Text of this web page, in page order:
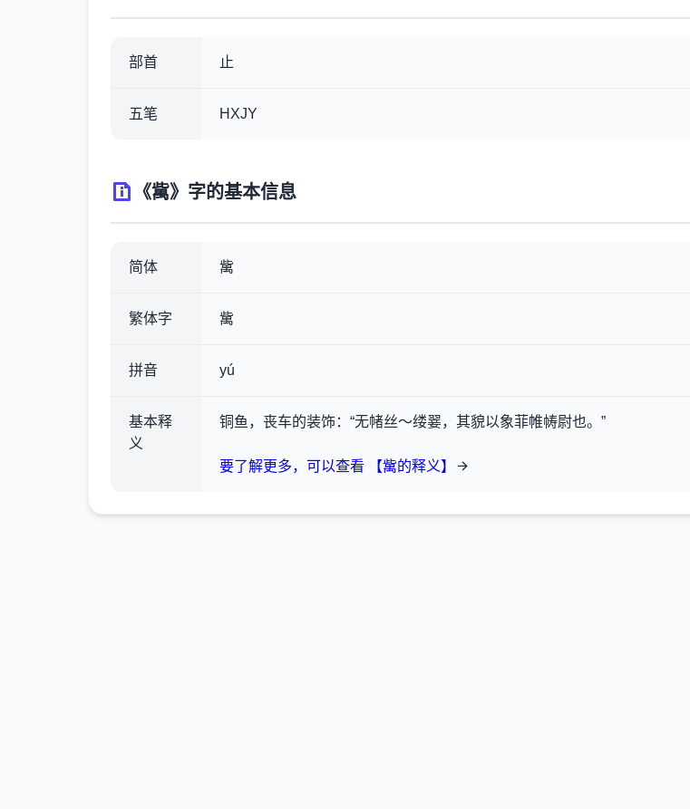
部首 止
五笔 HXJY
《歶》字的基本信息
简体 歶
繁体字 歶
拼音 yú
基本释
义
铜鱼，丧车的装饰：“无帾丝～缕翣，其貌以象菲帷帱尉也。”
要了解更多，可以查看 【歶的释义】